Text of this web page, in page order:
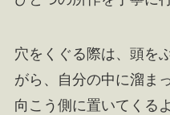
穴をくぐる際は、頭を
がら、自分の中に溜ま
向こう側に置いてくる